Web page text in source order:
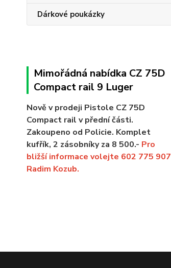
Dárkové poukázky
Mimořádná nabídka CZ 75D
Compact rail 9 Luger
Nově v prodeji Pistole CZ 75D
Compact rail v přední části.
Zakoupeno od Policie. Komplet
kufřík, 2 zásobníky za 8 500.- Pro
bližší informace volejte 602 775 907
Radim Kozub.